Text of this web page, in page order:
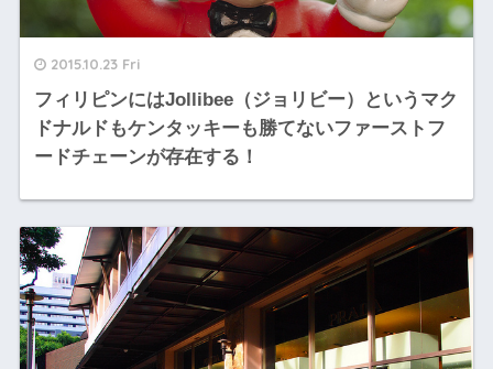
2015.10.23 Fri
フィリピンにはJollibee（ジョリビー）というマク
ドナルドもケンタッキーも勝てないファーストフ
ードチェーンが存在する！